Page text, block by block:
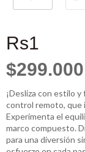
Rs1
$299.000
¡Desliza con estilo
control remoto, que
Experimenta el
marco compuesto.
para una diversión